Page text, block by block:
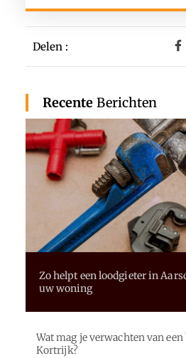
Delen :
Recente Berichten
Zo helpt een loodgieter in
uw woning
Wat mag je verwachten van
Kortrijk?